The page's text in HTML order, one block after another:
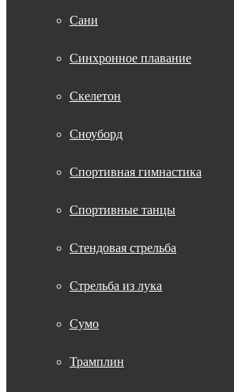
Сани
Синхронное плавание
Скелетон
Сноуборд
Спортивная гимнастика
Спортивные танцы
Стендовая стрельба
Стрельба из лука
Сумо
Трамплин